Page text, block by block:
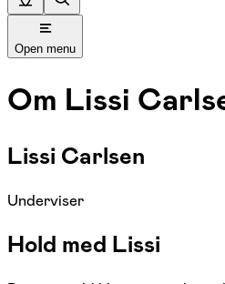
Open menu
Om Lissi
Lissi Carlsen
Underviser
Hold med Lissi